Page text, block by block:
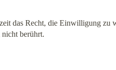
das Recht, die Einwilligung
berührt.